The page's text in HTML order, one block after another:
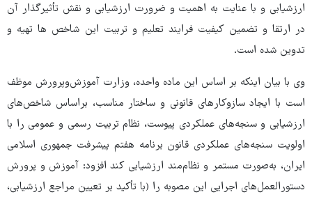
ارزشیابی و با عنایت به اهمیت و ضرورت ارزشیابی و نقش تأثیرگذار آن
در ارتقا و تضمین کیفیت فرایند تعلیم و تربیت این شاخص ها تهیه و
تدوین شده است.
وی با بیان اینکه بر اساس این ماده واحده، وزارت آموزش‌وپرورش موظف
است با ایجاد سازوکارهای قانونی و ساختار مناسب، براساس شاخص‌های
ارزشیابی و سنجه‌های عملکردی پیوست، نظام تربیت رسمی‌ و عمومی را با
اولویت سنجه‌های عملکردی قانون برنامه هفتم پیشرفت جمهوری اسلامی
ایران، به‌صورت مستمر و نظام‌مند ارزشیابی کند افزود: آموزش و پرورش
دستورالعمل‌های اجرایی این مصوبه را (با تأکید بر تعیین مراجع ارزشیابی،